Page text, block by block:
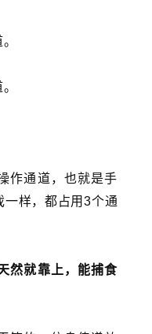
作通道，也就是手
一样，都占用3个通
然就靠上，能捕食